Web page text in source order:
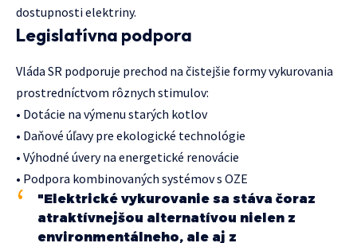
dostupnosti elektriny.
Legislatívna podpora
Vláda SR podporuje prechod na čistejšie formy vykurovania
prostredníctvom rôznych stimulov:
• Dotácie na výmenu starých kotlov
• Daňové úľavy pre ekologické technológie
• Výhodné úvery na energetické renovácie
• Podpora kombinovaných systémov s OZE
"Elektrické vykurovanie sa stáva čoraz
atraktívnejšou alternatívou nielen z
environmentálneho, ale aj z